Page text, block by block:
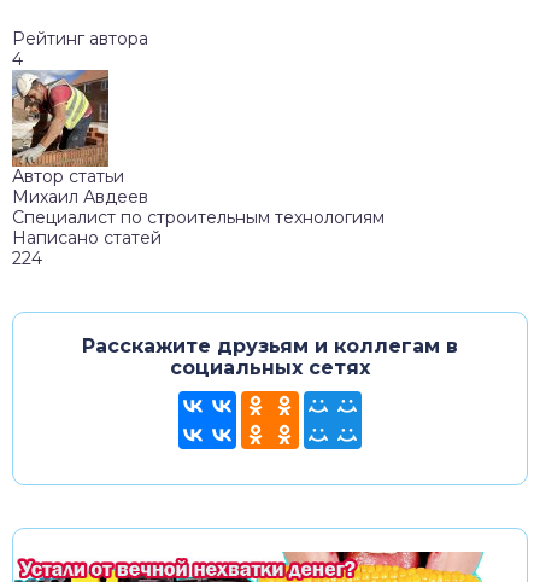
Рейтинг автора
4
Автор статьи
Михаил Авдеев
Специалист по строительным технологиям
Написано статей
224
Расскажите друзьям и коллегам в
социальных сетях